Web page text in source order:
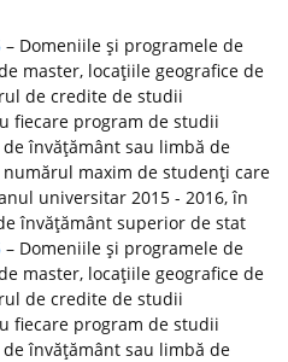
– Domeniile şi programele de
master, locaţiile geografice de
de credite de studii
fiecare program de studii
învăţământ sau limbă de
maxim de studenţi care
universitar 2015 - 2016, în
învăţământ superior de stat
– Domeniile şi programele de
master, locaţiile geografice de
de credite de studii
fiecare program de studii
învăţământ sau limbă de